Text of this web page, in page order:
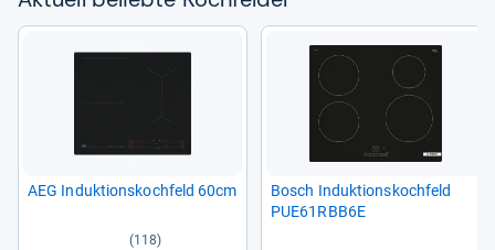
AEG Induk­ti­ons­koch­feld 60cm
(118)
Bosch Induk­ti­ons­koch­feld
PUE61RBB6E